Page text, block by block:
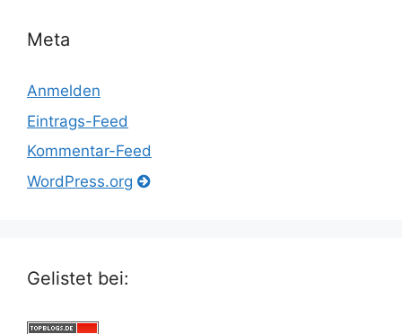
Meta
Anmelden
Eintrags-Feed
Kommentar-Feed
WordPress.org
Gelistet bei: